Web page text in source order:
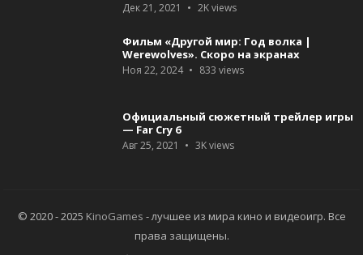
Дек 21, 2021 2Kviews
Фильм «Другой мир: Год волка |
Werewolves». Скоро на экранах
Ноя 22, 2024 833 views
Официальный сюжетный трейлер игры
— Far Cry 6
Авг 25, 2021 3Kviews
© 2020 - 2025 KinoGames - лучшее из мира кино и видеоигр. Все
права защищены.